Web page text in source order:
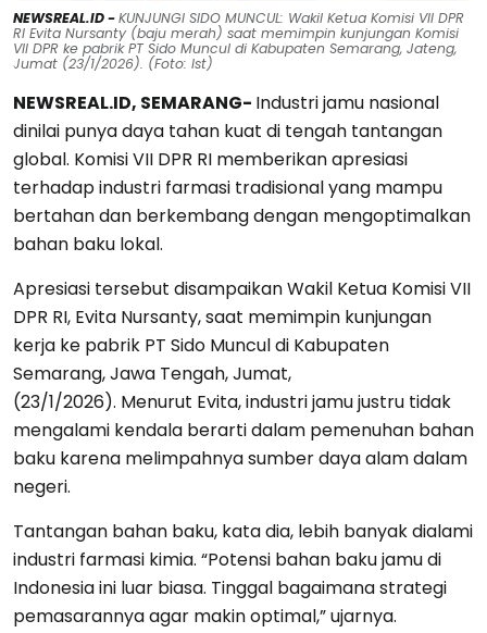
NEWSREAL.ID -KUNJUNGI SIDO MUNCUL: Wakil Ketua Komisi VII DPR
RI Evita Nursanty (baju merah) saat memimpin kunjungan Komisi
VII DPR ke pabrik PT Sido Muncul di Kabupaten Semarang, Jateng,
Jumat (23/1/2026). (Foto: Ist)
NEWSREAL.ID, SEMARANG- Industri jamu nasional
dinilai punya daya tahan kuat di tengah tantangan
global. Komisi VII DPR RI memberikan apresiasi
terhadap industri farmasi tradisional yang mampu
bertahan dan berkembang dengan mengoptimalkan
bahan baku lokal.
Apresiasi tersebut disampaikan Wakil Ketua Komisi VII
DPR RI, Evita Nursanty, saat memimpin kunjungan
kerja ke pabrik PT Sido Muncul di Kabupaten
Semarang, Jawa Tengah, Jumat,
(23/1/2026). Menurut Evita, industri jamu justru tidak
mengalami kendala berarti dalam pemenuhan bahan
baku karena melimpahnya sumber daya alam dalam
negeri.
Tantangan bahan baku, kata dia, lebih banyak dialami
industri farmasi kimia. “Potensi bahan baku jamu di
Indonesia ini luar biasa. Tinggal bagaimana strategi
pemasarannya agar makin optimal,” ujarnya.